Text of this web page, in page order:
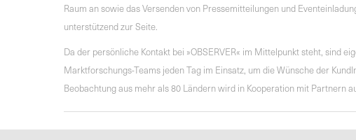
Raum an sowie das Versenden von Pressemitteilungen und
unterstützend zur Seite.
Da der persönliche Kontakt bei »OBSERVER« im Mittelpunkt steht, sind
Marktforschungs-Teams jeden Tag im Einsatz, um die Wünsche der
Beobachtung aus mehr als 80 Ländern wird in Kooperation mit Partnern